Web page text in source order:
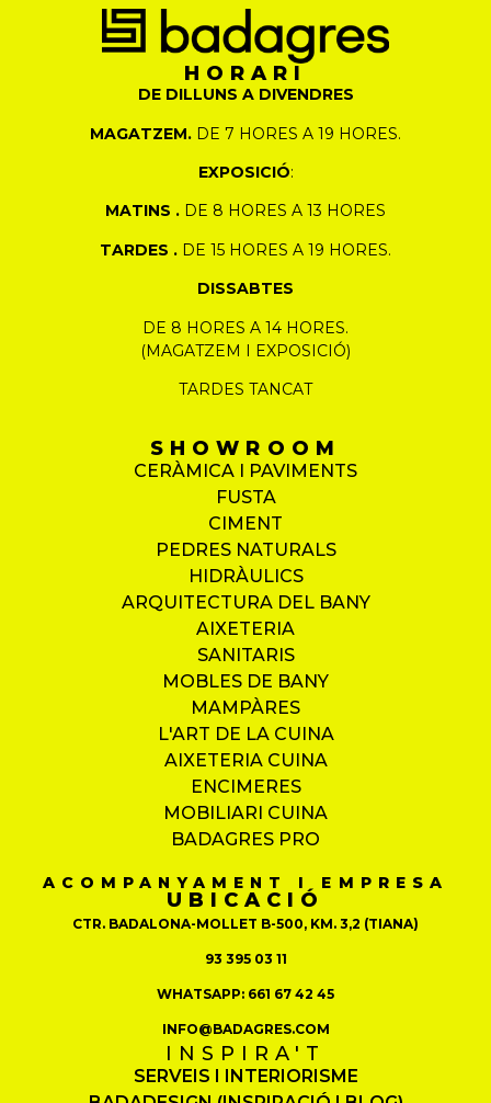
HORARI
DE DILLUNS A DIVENDRES
MAGATZEM. DE 7 HORES A 19 HORES.
EXPOSICIÓ:
MATINS . DE 8 HORES A 13 HORES
TARDES . DE 15 HORES A 19 HORES.
DISSABTES
DE 8 HORES A 14 HORES.
(MAGATZEM I EXPOSICIÓ)
TARDES TANCAT
SHOWROOM
CERÀMICA I PAVIMENTS
FUSTA
CIMENT
PEDRES NATURALS
HIDRÀULICS
ARQUITECTURA DEL BANY
AIXETERIA
SANITARIS
MOBLES DE BANY
MAMPÀRES
L'ART DE LA CUINA
AIXETERIA CUINA
ENCIMERES
MOBILIARI CUINA
BADAGRES PRO
ACOMPANYAMENT I EMPRESA
UBICACIÓ
CTR. BADALONA-MOLLET B-500, KM. 3,2 (TIANA)
93 395 03 11
WHATSAPP: 661 67 42 45
INFO@BADAGRES.COM
INSPIRA'T
SERVEIS I INTERIORISME